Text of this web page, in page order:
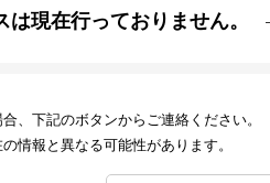
現在行っておりません。
、下記のボタンからご連絡ください。
情報と異なる可能性があります。